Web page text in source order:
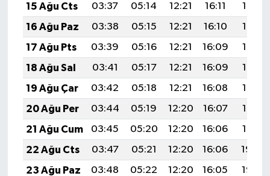
15 Ağu Cts
03:37 05:14 12:21 16:11
19:19
16 Ağu Paz
03:38 05:15 12:21 16:10
19:17
17 Ağu Pts
03:39 05:16 12:21 16:09
19:16
18 Ağu Sal
03:41 05:17 12:21 16:09
19:15
19 Ağu Çar
03:42 05:18 12:21 16:08
19:13
20 Ağu Per
03:44 05:19 12:20 16:07
19:12
21 Ağu Cum
03:45 05:20 12:20 16:06
19:10
22 Ağu Cts
03:47 05:21 12:20 16:06
19:09
23 Ağu Paz
03:48 05:22 12:20 16:05
19:07